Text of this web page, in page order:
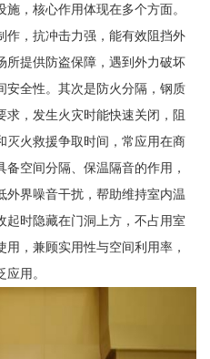
，核心作用体现在多个方面。
作，抗冲击力强，能有效阻挡外
所提供防盗保障，遇到外力破坏
安全性。其次是防火分隔，钢质
，发生火灾时能快速关闭，阻
灭火救援争取时间，常应用在商
空间分隔、保温隔音的作用，
外界噪音干扰，帮助维持室内温
起时隐藏在门洞上方，不占用室
，兼顾实用性与空间利用率，
用。